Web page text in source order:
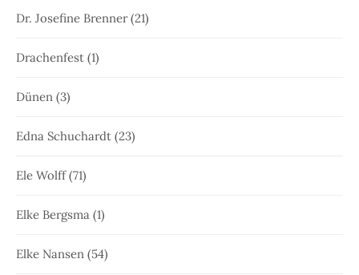
Dr. Josefine Brenner(21)
Drachenfest (1)
Dünen (3)
Edna Schuchardt (23)
Ele Wolff(71)
Elke Bergsma (1)
Elke Nansen (54)